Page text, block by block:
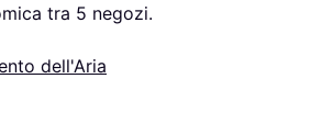
tra 5 negozi.
dell'Aria